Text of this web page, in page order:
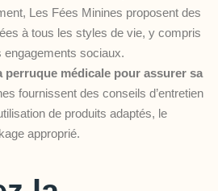
Les Fées Minines proposent des
à tous les styles de vie, y compris
sociaux.
perruque médicale pour assurer sa
fournissent des conseils d’entretien
de produits adaptés, le
approprié.